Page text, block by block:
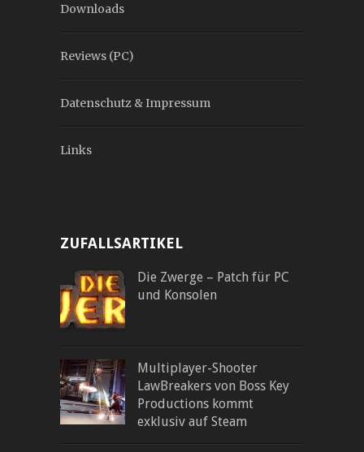
Downloads
Reviews (PC)
Datenschutz & Impressum
Links
ZUFALLSARTIKEL
Die Zwerge – Patch für PC
und Konsolen
Multiplayer-Shooter
LawBreakers von Boss Key
Productions kommt
exklusiv auf Steam